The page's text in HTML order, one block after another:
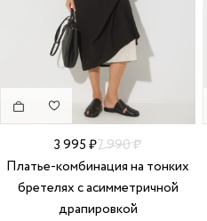
3 995 ₽7 990 ₽
Платье-комбинация на тонких
бретелях с асимметричной
драпировкой